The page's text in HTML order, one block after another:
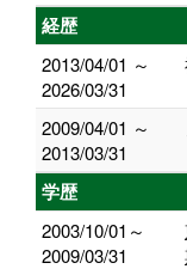
経歴
2013/04/01 ～
2026/03/31
2009/04/01 ～
2013/03/31
学歴
2003/10/01～
2009/03/31